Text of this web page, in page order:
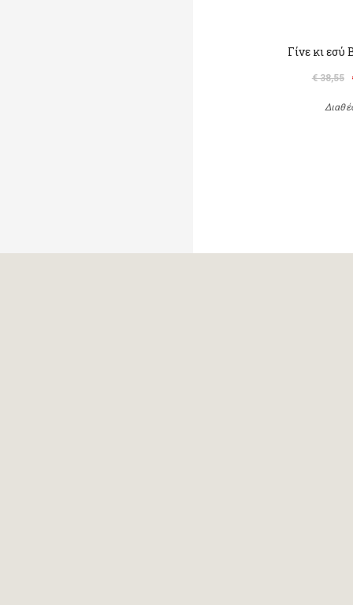
Γίνε κι
€ 38,55